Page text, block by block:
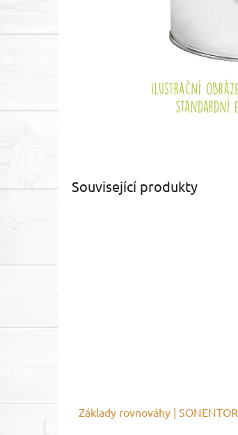
Související produkty
Základy rovnováhy | SONENTOR